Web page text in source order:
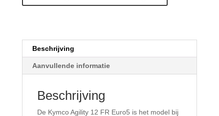
Lang
Beschrijving
Aanvullende informatie
Beschrijving
De Kymco Agility 12 FR Euro5 is het model bij